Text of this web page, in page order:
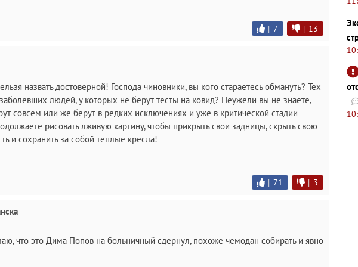
| 7 | 13
назвать достоверной! Господа чиновники, вы кого стараетесь обмануть? Тех
людей, у которых не берут тесты на ковид? Неужели вы не знаете,
совсем или же берут в редких исключениях и уже в критической стадии
рисовать лживую картину, чтобы прикрыть свои задницы, скрыть свою
и сохранить за собой теплые кресла!
| 71 | 3
что это Дима Попов на больничный сдернул, похоже чемодан собирать и явно